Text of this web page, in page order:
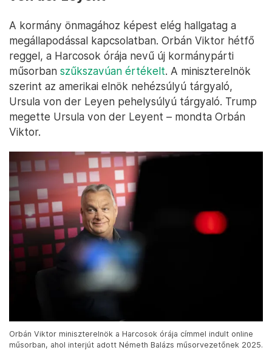
A kormány önmagához képest elég hallgatag a
megállapodással kapcsolatban. Orbán Viktor hétfő
reggel, a Harcosok órája nevű új kormánypárti
műsorban szűkszavúan értékelt. A miniszterelnök
szerint az amerikai elnök nehézsúlyú tárgyaló,
Ursula von der Leyen pehelysúlyú tárgyaló. Trump
megette Ursula von der Leyent – mondta Orbán
Viktor.
Orbán Viktor miniszterelnök a Harcosok órája címmel indult online
műsorban, ahol interjút adott Németh Balázs műsorvezetőnek 2025.